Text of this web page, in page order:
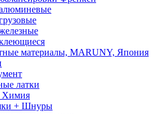
материалы, MARUNY, Япония
латки
Химия
+ Шнуры